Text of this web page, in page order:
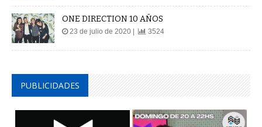
ONE DIRECTION 10 AÑOS
23 de julio de 2020 | 3524
PUBLICIDADES